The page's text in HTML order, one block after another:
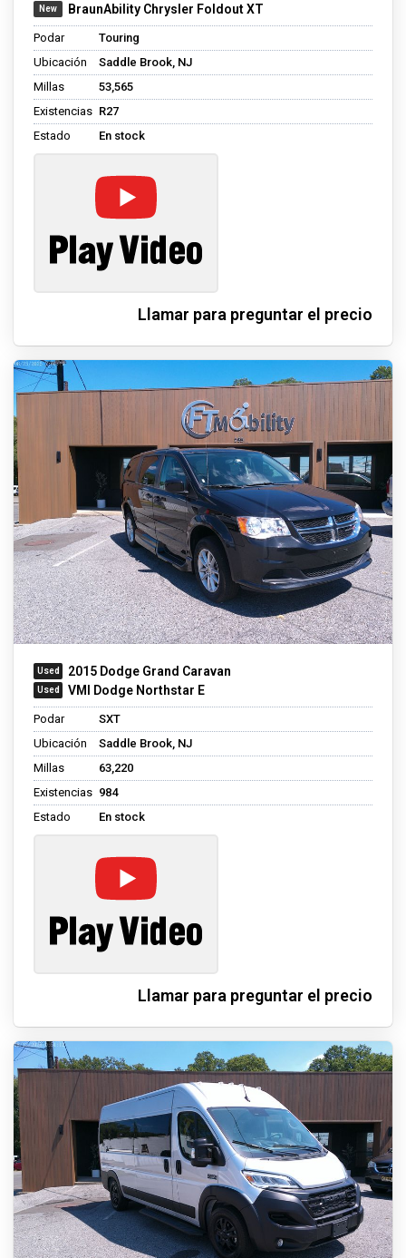
BraunAbility Chrysler Foldout XT
Podar
Touring
Ubicación
Saddle Brook, NJ
Millas
53,565
Existencias R27
Estado
En stock
Llamar para preguntar el precio
2015 Dodge Grand Caravan
VMI Dodge Northstar E
Podar
SXT
Ubicación
Saddle Brook, NJ
Millas
63,220
Existencias 984
Estado
En stock
Llamar para preguntar el precio